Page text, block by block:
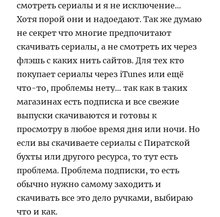
смотреть сериалы и я не исключение…
Хотя порой они и надоедают. Так же думаю
не секрет что многие предпочитают
скачивать сериалы, а не смотреть их через
флэшь с каких нить сайтов. Для тех кто
покупает сериалы через iTunes или ещё
что-то, проблемы нету… так как в таких
магазинах есть подписка и все свежие
выпуски скачиваются и готовы к
просмотру в любое время дня или ночи. Но
если вы скачиваете сериалы с Пиратской
бухты или другого ресурса, то тут есть
проблема. Проблема подписки, то есть
обычно нужно самому заходить и
скачивать все это дело ручками, выбираю
что и как.